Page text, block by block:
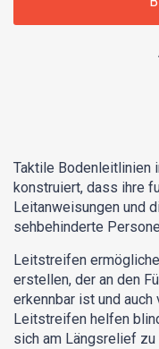
Taktile Bodenleitlinien
konstruiert, dass ihre
Leitanweisungen und
sehbehinderte
Leitstreifen
erstellen, der an den
erkennbar ist und
Leitstreifen helfen
sich am Längsrelief